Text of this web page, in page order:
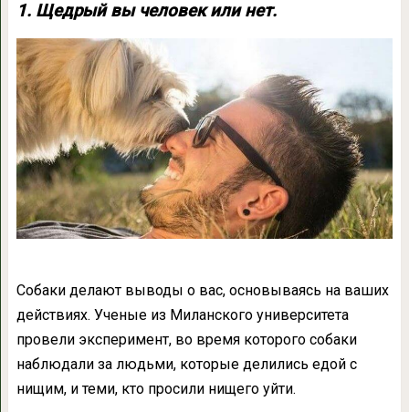
1. Щедрый вы человек или нет.
Собаки делают выводы о вас, основываясь на ваших
действиях. Ученые из Миланского университета
провели эксперимент, во время которого собаки
наблюдали за людьми, которые делились едой с
нищим, и теми, кто просили нищего уйти.